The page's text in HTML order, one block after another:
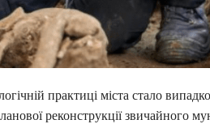
практиці міста стало
реконструкції звичайного